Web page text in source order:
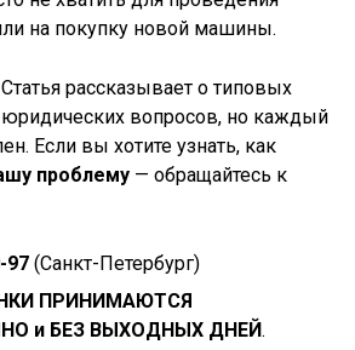
на покупку новой машины.
рассказывает о типовых
вопросов, но каждый
Если вы хотите узнать, как
проблему — обращайтесь к
97 (Санкт-Петербург)
ПРИНИМАЮТСЯ
и БЕЗ ВЫХОДНЫХ ДНЕЙ.